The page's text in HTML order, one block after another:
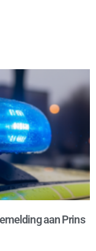
aan Prins